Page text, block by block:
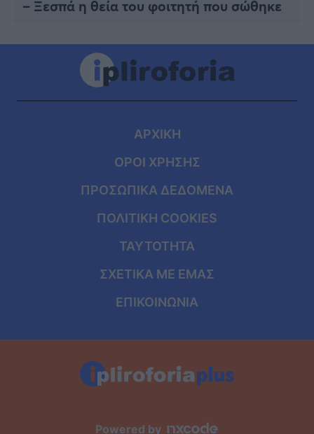
– Ξεσπά η θεία του φοιτητή που σώθηκε
ΑΡΧΙΚΗ
ΟΡΟΙ ΧΡΗΣΗΣ
ΠΡΟΣΩΠΙΚΑ ΔΕΔΟΜΕΝΑ
ΠΟΛΙΤΙΚΗ COOKIES
ΤΑΥΤΟΤΗΤΑ
ΣΧΕΤΙΚΑ ΜΕ ΕΜΑΣ
ΕΠΙΚΟΙΝΩΝΙΑ
Powered by